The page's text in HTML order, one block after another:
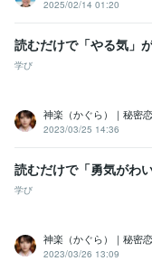
2025/02/14 01:20
読むだけで「やる気」
学び
神楽（かぐら）｜秘密
2023/03/25 14:36
読むだけで「勇気がわ
学び
神楽（かぐら）｜秘密
2023/03/26 13:09